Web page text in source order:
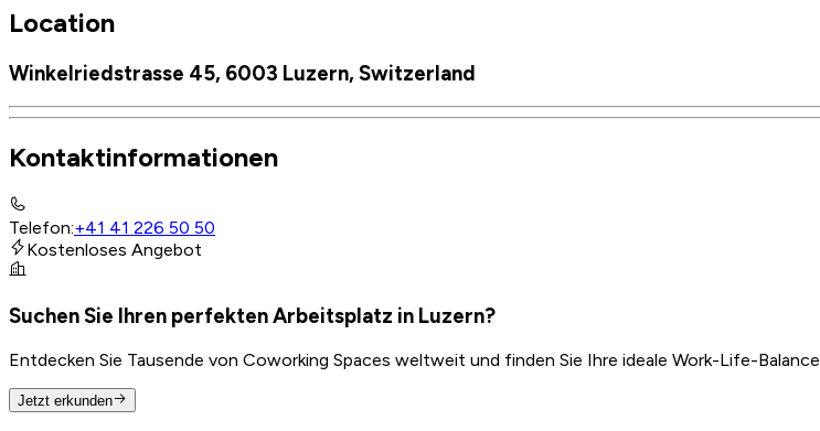
Location
Winkelriedstrasse 45, 6003 Luzern, Switzerland
Kontaktinformationen
Telefon:+41 41 226 50 50
Kostenloses Angebot
Suchen Sie Ihren perfekten Arbeitsplatz in Luzern?
Entdecken Sie Tausende von Coworking Spaces weltweit und finden Sie Ihre ideale Work-Life-Balance.
Jetzt erkunden